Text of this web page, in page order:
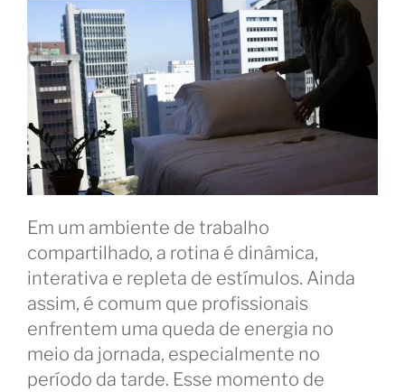
Em um ambiente de trabalho
compartilhado, a rotina é dinâmica,
interativa e repleta de estímulos. Ainda
assim, é comum que profissionais
enfrentem uma queda de energia no
meio da jornada, especialmente no
período da tarde. Esse momento de